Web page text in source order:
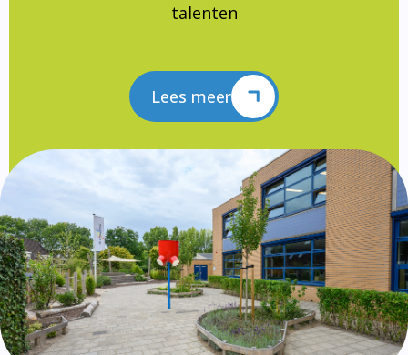
talenten
Lees meer